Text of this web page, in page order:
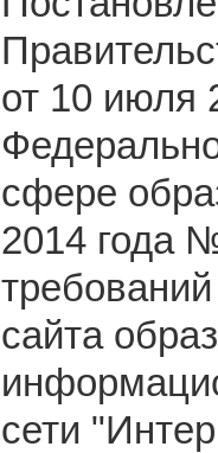
от 10 июля
сфере
2014 года
сайта
сети